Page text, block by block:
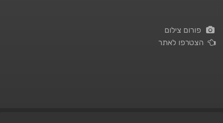
פורום צילום
הצטרפו לאתר